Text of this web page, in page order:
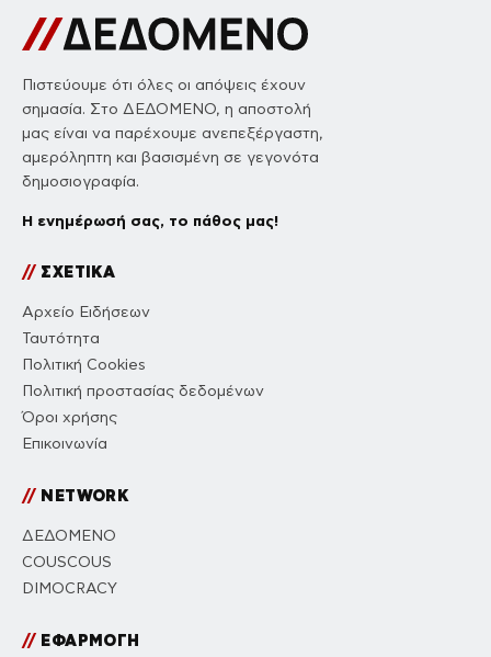
Πιστεύουμε ότι όλες οι απόψεις έχουν
σημασία. Στο ΔΕΔΟΜΕΝΟ, η αποστολή
μας είναι να παρέχουμε ανεπεξέργαστη,
αμερόληπτη και βασισμένη σε γεγονότα
δημοσιογραφία.
Η ενημέρωσή σας, το πάθος μας!
//ΣΧΕΤΙΚΑ
Αρχείο Ειδήσεων
Ταυτότητα
Πολιτική Cookies
Πολιτική προστασίας δεδομένων
Όροι χρήσης
Επικοινωνία
//NETWORK
ΔΕΔΟΜΕΝΟ
COUSCOUS
DIMOCRACY
//ΕΦΑΡΜΟΓΗ